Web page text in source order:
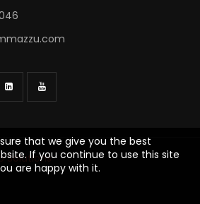
Solutions
that we give you the best
If you continue to use this site
are happy with it.